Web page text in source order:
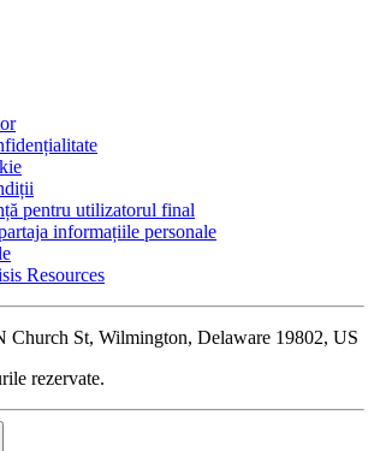
pentru utilizatorul final
informațiile personale
Resources
Church St, Wilmington, Delaware 19802, US
rezervate.